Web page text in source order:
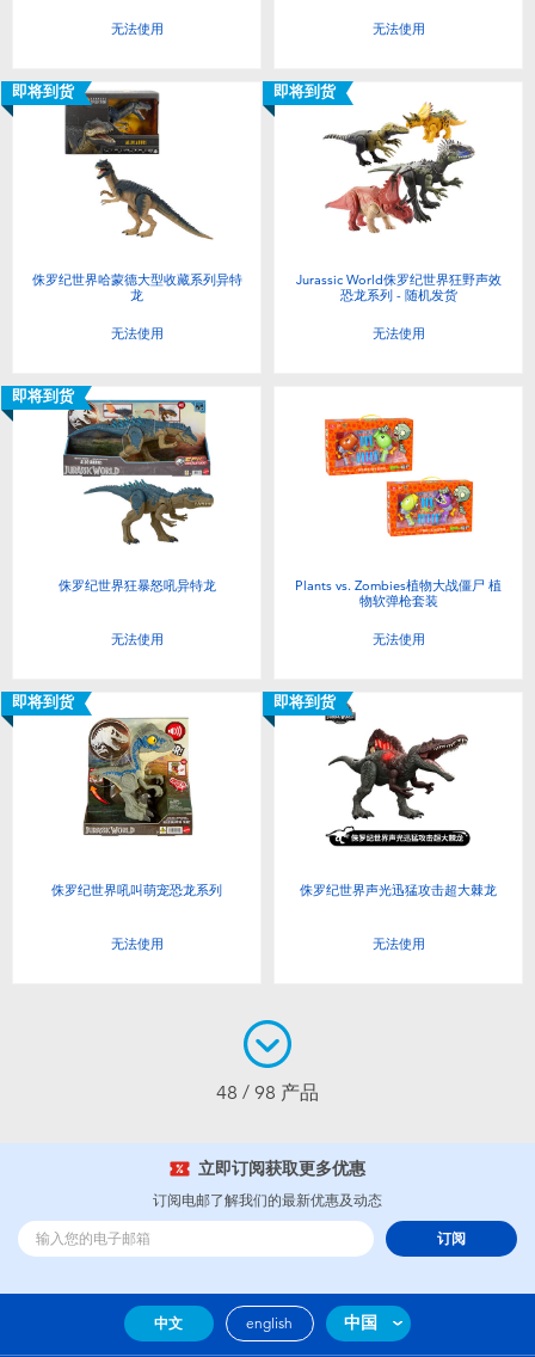
无法使用 无法使用
即将到货
侏罗纪世界哈蒙德大型收藏系列异特
龙
无法使用
即将到货
Jurassic World侏罗纪世界狂野声效
恐龙系列 - 随机发货
无法使用
即将到货
侏罗纪世界狂暴怒吼异特龙
无法使用
Plants vs. Zombies植物大战僵尸 植
物软弹枪套装
无法使用
即将到货
侏罗纪世界吼叫萌宠恐龙系列
无法使用
即将到货
侏罗纪世界声光迅猛攻击超大棘龙
无法使用
48 / 98 产品
立即订阅获取更多优惠
订阅电邮了解我们的最新优惠及动态
订阅
中文 english 中国